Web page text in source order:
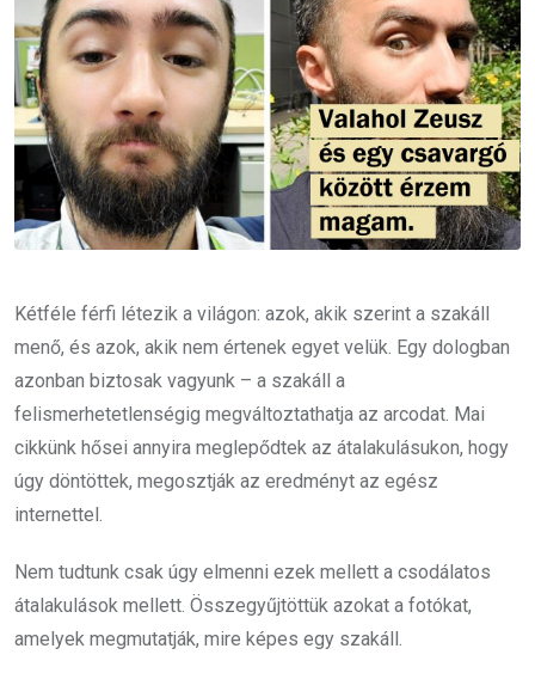
Kétféle férfi létezik a világon: azok, akik szerint a szakáll
menő, és azok, akik nem értenek egyet velük. Egy dologban
azonban biztosak vagyunk – a szakáll a
felismerhetetlenségig megváltoztathatja az arcodat. Mai
cikkünk hősei annyira meglepődtek az átalakulásukon, hogy
úgy döntöttek, megosztják az eredményt az egész
internettel.
Nem tudtunk csak úgy elmenni ezek mellett a csodálatos
átalakulások mellett. Összegyűjtöttük azokat a fotókat,
amelyek megmutatják, mire képes egy szakáll.